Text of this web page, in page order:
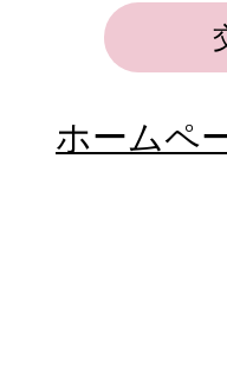
ホームペ